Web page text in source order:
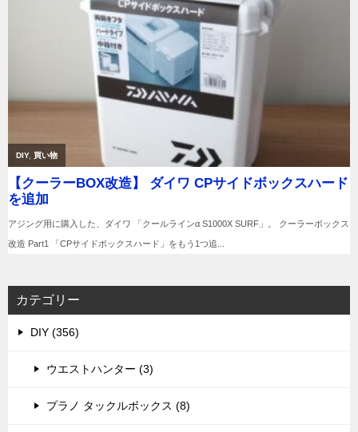
カテゴリー
DIY (356)
ウエストハンター (3)
プラノ タックルボックス (8)